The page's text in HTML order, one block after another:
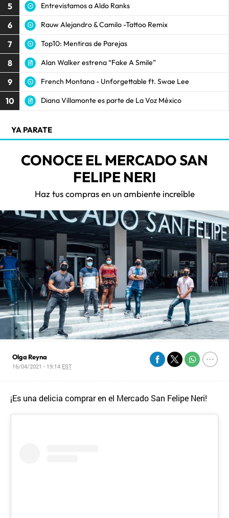
5 Entrevistamos a Aldo Ranks
6 Rauw Alejandro & Camilo -Tattoo Remix
7 Top10: Mentiras de Parejas
8 Alan Walker estrena “Fake A Smile”
9 French Montana - Unforgettable ft. Swae Lee
10 Diana Villamonte es parte de La Voz México
YA PARATE
CONOCE EL MERCADO SAN
FELIPE NERI
Haz tus compras en un ambiente increíble
Olga Reyna
16/04/2021 - 19:14 EST
¡Es una delicia comprar en el Mercado San Felipe Neri!